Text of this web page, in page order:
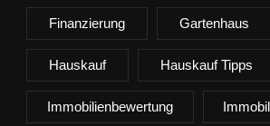
Finanzierung Gartenhaus
Hauskauf Hauskauf Tipps
Immobilienbewertung